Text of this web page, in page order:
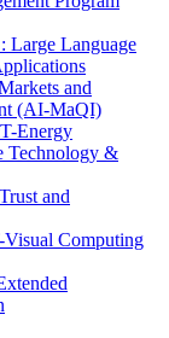
Language
and
(AI-MaQI)
Energy
Technology &
and
Computing